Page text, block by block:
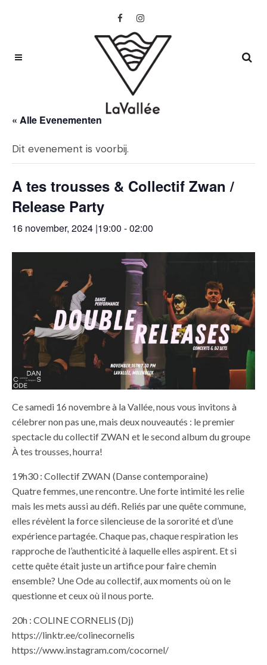
« Alle Evenementen
Dit evenement is voorbij.
A tes trousses & Collectif Zwan /
Release Party
16 november, 2024 |19:00 -02:00
Ce samedi 16 novembre à la Vallée, nous vous invitons à
célebrer non pas une, mais deux nouveautés : le premier
spectacle du collectif ZWAN et le second album du groupe
À tes trousses, hourra!
19h30 : Collectif ZWAN (Danse contemporaine)
Quatre femmes, une rencontre. Une forte intimité les relie
mais les mets aussi au défi. Reliés par une quête commune,
elles révèlent la force silencieuse de la sororité et d’une
expérience partagée. Chaque pas, chaque respiration les
rapproche de l’authenticité à laquelle elles aspirent. Et si
cette quête était juste un artifice pour faire chemin
ensemble? Une Ode au collectif, aux moments où on le
questionne et ceux où il nous porte.
20h : COLINE CORNELIS (Dj)
https://linktr.ee/colinecornelis
https://www.instagram.com/cocornel/